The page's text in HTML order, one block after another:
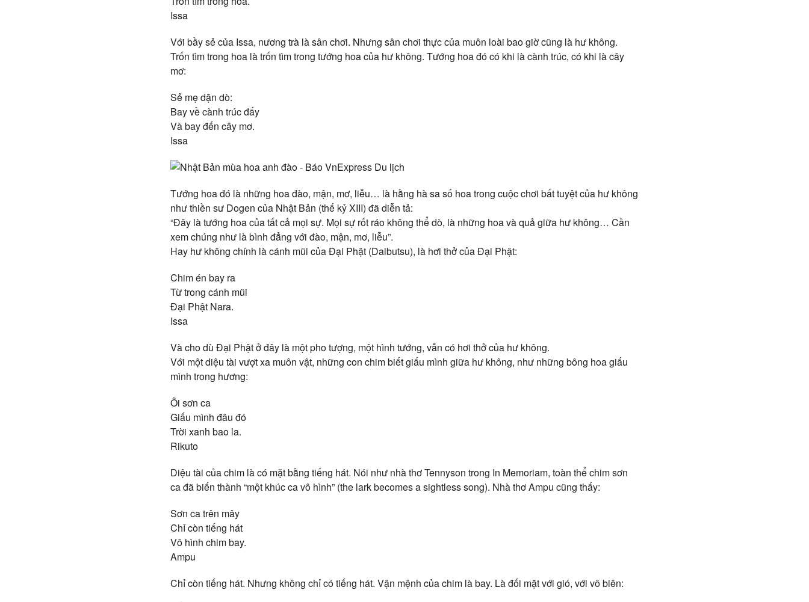
Issa
Với bầy sẻ của Issa, nương trà là sân chơi. Nhưng sân chơi thực của muôn loài bao giờ cũng là hư không.
Trốn tìm trong hoa là trốn tìm trong tướng hoa của hư không. Tướng hoa đó có khi là cành trúc, có khi là cây
mơ:
Sẻ mẹ dặn dò:
Bay về cành trúc đấy
Và bay đến cây mơ.
Issa
Tướng hoa đó là những hoa đào, mận, mơ, liễu… là hằng hà sa số hoa trong cuộc chơi bất tuyệt của hư không
như thiền sư Dogen của Nhật Bản (thế kỷ XIII) đã diễn tả:
“Đây là tướng hoa của tất cả mọi sự. Mọi sự rốt ráo không thể dò, là những hoa và quả giữa hư không… Cần
xem chúng như là bình đẳng với đào, mận, mơ, liễu”.
Hay hư không chính là cánh mũi của Đại Phật (Daibutsu), là hơi thở của Đại Phật:
Chim én bay ra
Từ trong cánh mũi
Đại Phật Nara.
Issa
Và cho dù Đại Phật ở đây là một pho tượng, một hình tướng, vẫn có hơi thở của hư không.
Với một diệu tài vượt xa muôn vật, những con chim biết giấu mình giữa hư không, như những bông hoa giấu
mình trong hương:
Ôi sơn ca
Giấu mình đâu đó
Trời xanh bao la.
Rikuto
Diệu tài của chim là có mặt bằng tiếng hát. Nói như nhà thơ Tennyson trong In Memoriam, toàn thể chim sơn
ca đã biến thành “một khúc ca vô hình” (the lark becomes a sightless song). Nhà thơ Ampu cũng thấy:
Sơn ca trên mây
Chỉ còn tiếng hát
Vô hình chim bay.
Ampu
Chỉ còn tiếng hát. Nhưng không chỉ có tiếng hát. Vận mệnh của chim là bay. Là đối mặt với gió, với vô biên: